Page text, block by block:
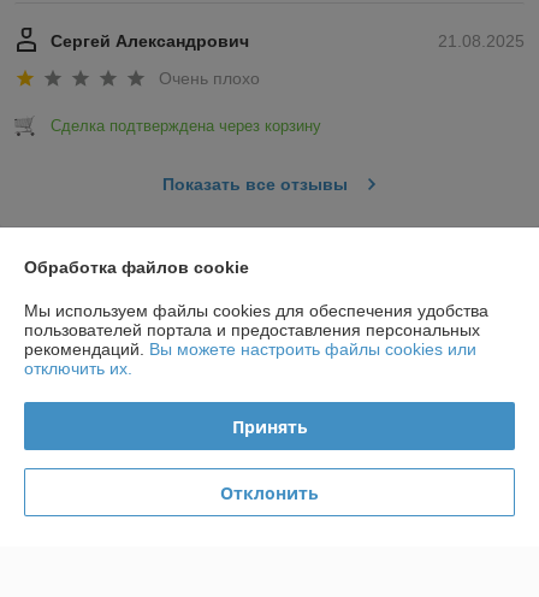
21.08.2025
Сергей Александрович
Очень плохо
Сделка подтверждена через корзину
Показать все отзывы
О нас
Контакты
Доставка и оплата
Обработка файлов cookie
Мы используем файлы cookies для обеспечения удобства
пользователей портала и предоставления персональных
рекомендаций. Вы можете настроить файлы cookies или
отключить их.
Принять
Отклонить